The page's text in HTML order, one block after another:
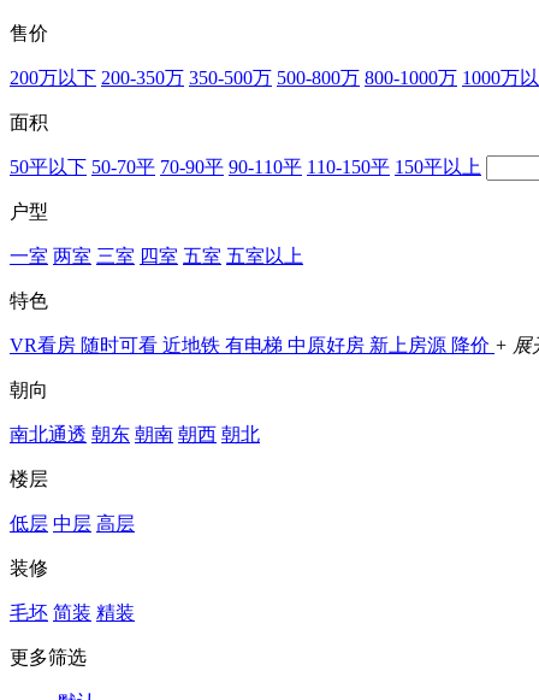
售价
200万以下 200-350万 350-500万 500-800万 800-1000万 1000万
面积
50平以下 50-70平 70-90平 90-110平 110-150平 150平以上
户型
一室 两室 三室 四室 五室 五室以上
特色
VR看房 随时可看 近地铁 有电梯 中原好房 新上房源 降价 + 展
朝向
南北通透 朝东 朝南 朝西 朝北
楼层
低层 中层 高层
装修
毛坯 简装 精装
更多筛选